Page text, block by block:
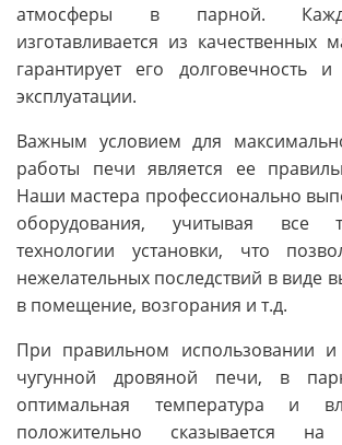
атмосферы в парной.
изготавливается из качественных
гарантирует его долговечность
эксплуатации.
Важным условием для
работы печи является ее
Наши мастера профессионально
оборудования, учитывая все
технологии установки, что
нежелательных последствий в виде
в помещение, возгорания и т.д.
При правильном использовании и
чугунной дровяной печи, в
оптимальная температура и
положительно сказывается